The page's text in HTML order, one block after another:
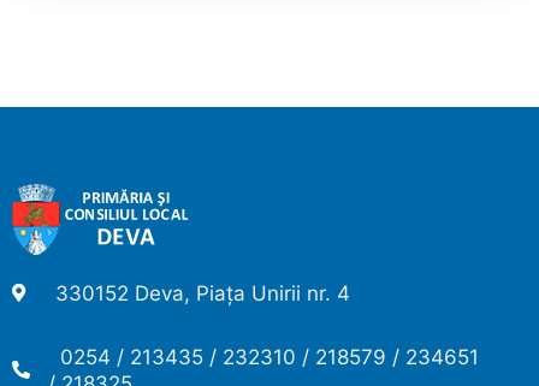
330152 Deva, Piața Unirii nr. 4
0254 / 213435 / 232310 / 218579 / 234651